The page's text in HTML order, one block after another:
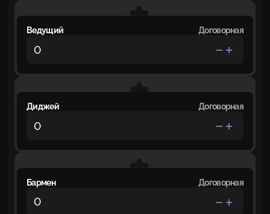
Ведущий Договорная
Диджей Договорная
Бармен Договорная